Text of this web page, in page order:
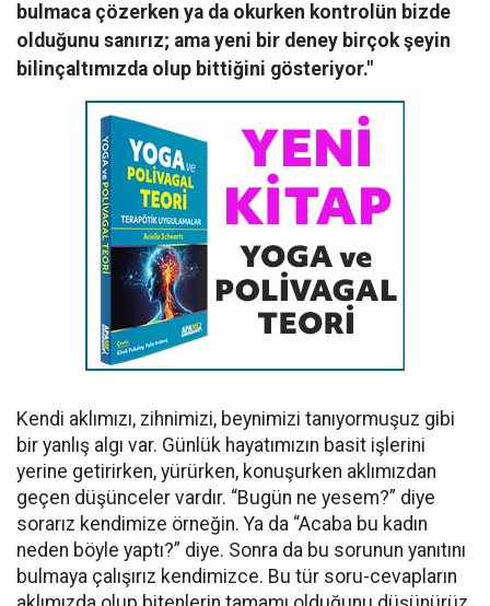
bulmaca çözerken ya da okurken kontrolün bizde
olduğunu sanırız; ama yeni bir deney birçok şeyin
bilinçaltımızda olup bittiğini gösteriyor."
Kendi aklımızı, zihnimizi, beynimizi tanıyormuşuz gibi
bir yanlış algı var. Günlük hayatımızın basit işlerini
yerine getirirken, yürürken, konuşurken aklımızdan
geçen düşünceler vardır. “Bugün ne yesem?” diye
sorarız kendimize örneğin. Ya da “Acaba bu kadın
neden böyle yaptı?” diye. Sonra da bu sorunun yanıtını
bulmaya çalışırız kendimizce. Bu tür soru-cevapların